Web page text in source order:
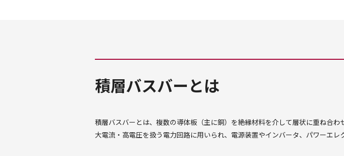
積層バスバーとは
積層バスバーとは、複数の導体板（主に銅）を絶縁材料を介して層状に重ね合わ
大電流・高電圧を扱う電力回路に用いられ、電源装置やインバータ、パワーエレ